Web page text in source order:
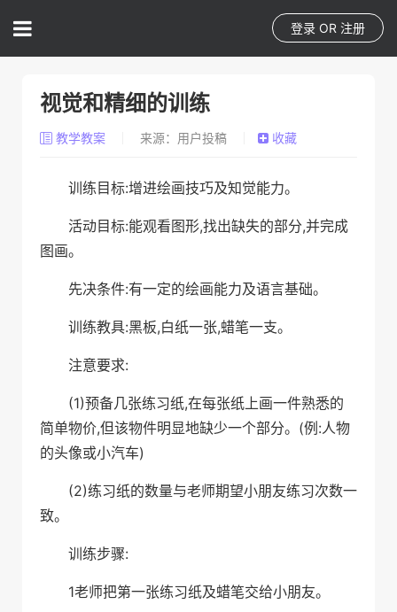
登录 OR 注册
视觉和精细的训练
教学教案 来源：用户投稿 收藏
训练目标:增进绘画技巧及知觉能力。
活动目标:能观看图形,找出缺失的部分,并完成
图画。
先决条件:有一定的绘画能力及语言基础。
训练教具:黑板,白纸一张,蜡笔一支。
注意要求:
(1)预备几张练习纸,在每张纸上画一件熟悉的
简单物价,但该物件明显地缺少一个部分。(例:人物
的头像或小汽车)
(2)练习纸的数量与老师期望小朋友练习次数一
致。
训练步骤:
1老师把第一张练习纸及蜡笔交给小朋友。